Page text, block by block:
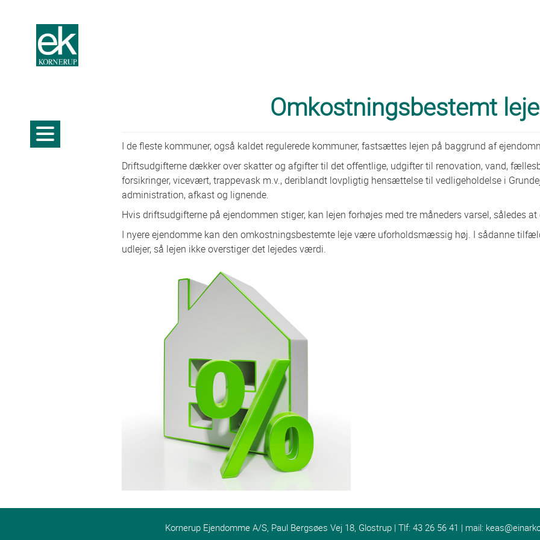
Omkostningsbestemt leje
I de fleste kommuner, også kaldet regulerede kommuner, fastsættes lejen på baggrund af
Driftsudgifterne dækker over skatter og afgifter til det offentlige, udgifter til renovation, vand,
forsikringer, vicevært, trappevask m.v., deriblandt lovpligtig hensættelse til vedligeholdelse i
administration, afkast og lignende.
Hvis driftsudgifterne på ejendommen stiger, kan lejen forhøjes med tre måneders varsel, således
I nyere ejendomme kan den omkostningsbestemte leje være uforholdsmæssig høj. I sådanne
udlejer, så lejen ikke overstiger det lejedes værdi.
Kornerup Ejendomme A/S, Paul Bergsøes Vej 18, Glostrup | Tlf: 43 26 56 41 | mail: